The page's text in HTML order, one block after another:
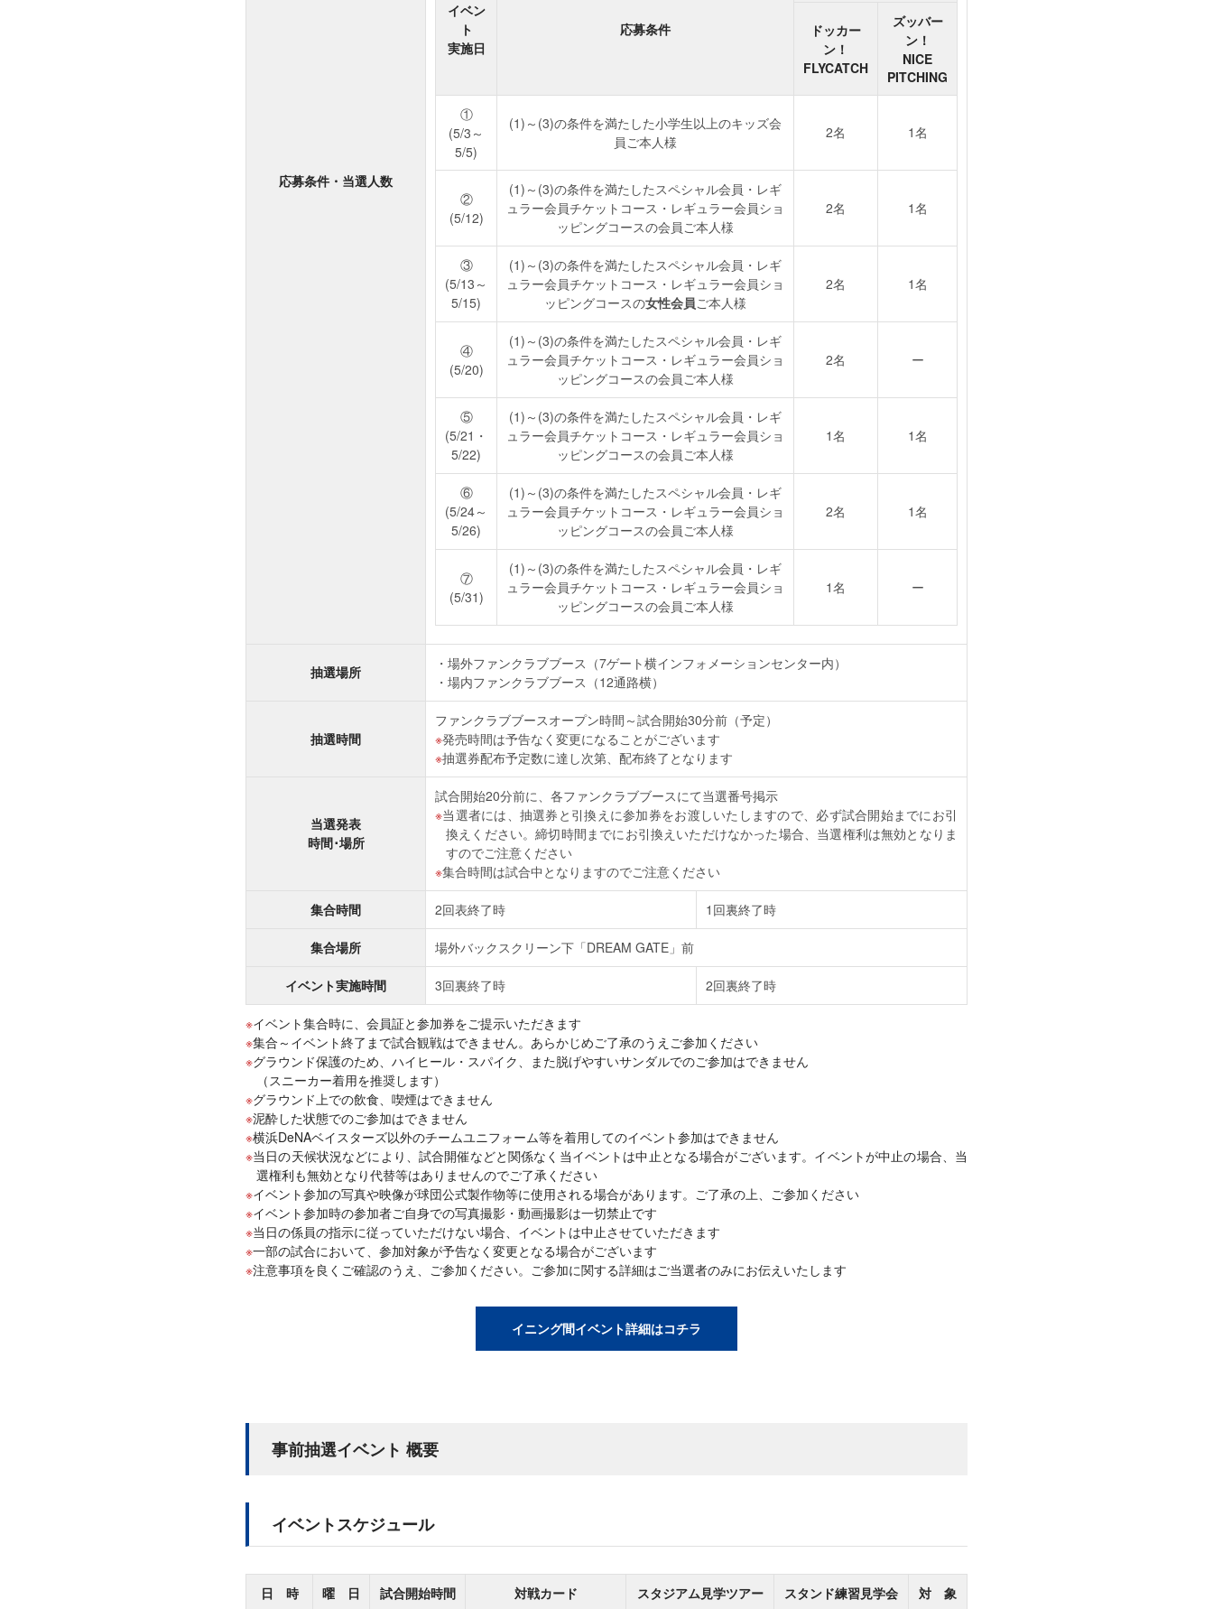
応募条件・当選人数
イベン
ト
実施日
応募条件
ドッカー
ン！
FLYCATCH
ズッバー
ン！
NICE
PITCHING
①
(5/3～
5/5)
(1)～(3)の条件を満たした小学生以上のキッズ会
員ご本人様
2名 1名
②
(5/12)
(1)～(3)の条件を満たしたスペシャル会員・レギ
ュラー会員チケットコース・レギュラー会員ショ
ッピングコースの会員ご本人様
2名 1名
③
(5/13～
5/15)
(1)～(3)の条件を満たしたスペシャル会員・レギ
ュラー会員チケットコース・レギュラー会員ショ
ッピングコースの女性会員ご本人様
2名 1名
④
(5/20)
(1)～(3)の条件を満たしたスペシャル会員・レギ
ュラー会員チケットコース・レギュラー会員ショ
ッピングコースの会員ご本人様
2名 ー
⑤
(5/21・
5/22)
(1)～(3)の条件を満たしたスペシャル会員・レギ
ュラー会員チケットコース・レギュラー会員ショ
ッピングコースの会員ご本人様
1名 1名
⑥
(5/24～
5/26)
(1)～(3)の条件を満たしたスペシャル会員・レギ
ュラー会員チケットコース・レギュラー会員ショ
ッピングコースの会員ご本人様
2名 1名
⑦
(5/31)
(1)～(3)の条件を満たしたスペシャル会員・レギ
ュラー会員チケットコース・レギュラー会員ショ
ッピングコースの会員ご本人様
1名 ー
抽選場所
場外ファンクラブブース（7ゲート横インフォメーションセンター内）
場内ファンクラブブース（12通路横）
抽選時間
ファンクラブブースオープン時間～試合開始30分前（予定）
発売時間は予告なく変更になることがございます
抽選券配布予定数に達し次第、配布終了となります
当選発表
時間･場所
試合開始20分前に、各ファンクラブブースにて当選番号掲示
当選者には、抽選券と引換えに参加券をお渡しいたしますので、必ず試合開始までにお引
換えください。締切時間までにお引換えいただけなかった場合、当選権利は無効となりま
すのでご注意ください
集合時間は試合中となりますのでご注意ください
集合時間 2回表終了時 1回裏終了時
集合場所 場外バックスクリーン下「DREAM GATE」前
イベント実施時間 3回裏終了時 2回裏終了時
イベント集合時に、会員証と参加券をご提示いただきます
集合～イベント終了まで試合観戦はできません。あらかじめご了承のうえご参加ください
グラウンド保護のため、ハイヒール・スパイク、また脱げやすいサンダルでのご参加はできません
（スニーカー着用を推奨します）
グラウンド上での飲食、喫煙はできません
泥酔した状態でのご参加はできません
横浜DeNAベイスターズ以外のチームユニフォーム等を着用してのイベント参加はできません
当日の天候状況などにより、試合開催などと関係なく当イベントは中止となる場合がございます。イベントが中止の場合、当
選権利も無効となり代替等はありませんのでご了承ください
イベント参加の写真や映像が球団公式製作物等に使用される場合があります。ご了承の上、ご参加ください
イベント参加時の参加者ご自身での写真撮影・動画撮影は一切禁止です
当日の係員の指示に従っていただけない場合、イベントは中止させていただきます
一部の試合において、参加対象が予告なく変更となる場合がございます
注意事項を良くご確認のうえ、ご参加ください。ご参加に関する詳細はご当選者のみにお伝えいたします
イニング間イベント詳細はコチラ
事前抽選イベント 概要
イベントスケジュール
日 時 曜 日 試合開始時間 対戦カード スタジアム見学ツアー スタンド練習見学会 対 象